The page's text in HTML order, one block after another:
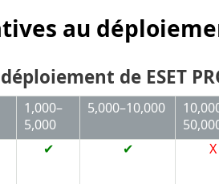
au
de ESET
1,000–
5,000
5,000–10,000
✔ ✔ X